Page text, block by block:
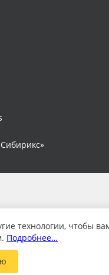
технологии, чтобы
Подробнее…